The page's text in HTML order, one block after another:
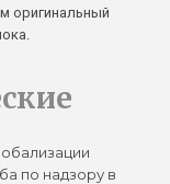
оригинальный
по надзору в